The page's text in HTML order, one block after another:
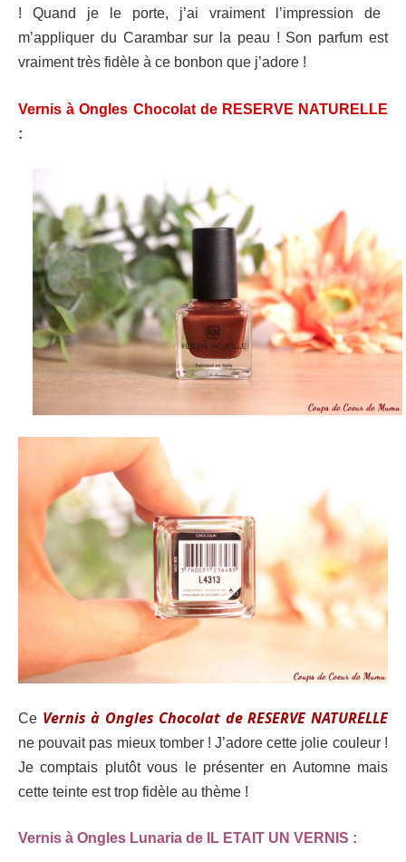
! Quand je le porte, j’ai vraiment l’impression de
m’appliquer du Carambar sur la peau ! Son parfum est
vraiment très fidèle à ce bonbon que j’adore !
Vernis à Ongles Chocolat de RESERVE NATURELLE
:
Ce Vernis à Ongles Chocolat de RESERVE NATURELLE
ne pouvait pas mieux tomber ! J’adore cette jolie couleur !
Je comptais plutôt vous le présenter en Automne mais
cette teinte est trop fidèle au thème !
Vernis à Ongles Lunaria de IL ETAIT UN VERNIS :